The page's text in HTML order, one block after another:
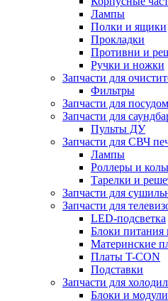
Лампы
Полки и ящики
Прокладки
Противни и
Ручки и ножки
Запчасти для
Фильтры
Запчасти для
Запчасти для
Пульты ДУ
Запчасти для СВЧ
Лампы
Роллеры и
Тарелки и
Запчасти для
Запчасти для
LED-подсветка
Блоки питания
Материнские
Платы T-CON
Подставки
Запчасти для
Блоки и модули